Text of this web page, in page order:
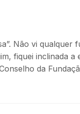
Não vi qualquer
fiquei inclinada a
da